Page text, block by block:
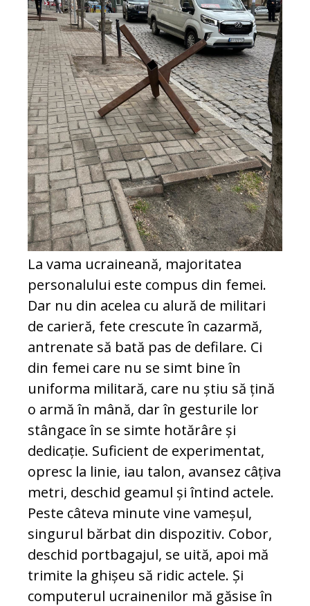
La vama ucraineană, majoritatea
personalului este compus din femei.
Dar nu din acelea cu alură de militari
de carieră, fete crescute în cazarmă,
antrenate să bată pas de defilare. Ci
din femei care nu se simt bine în
uniforma militară, care nu știu să țină
o armă în mână, dar în gesturile lor
stângace în se simte hotărâre și
dedicație. Suficient de experimentat,
opresc la linie, iau talon, avansez câțiva
metri, deschid geamul și întind actele.
Peste câteva minute vine vameșul,
singurul bărbat din dispozitiv. Cobor,
deschid portbagajul, se uită, apoi mă
trimite la ghișeu să ridic actele. Și
computerul ucrainenilor mă găsise în